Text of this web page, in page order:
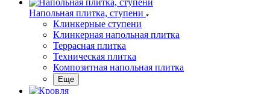
Напольная плитка, ступени
Клинкерные ступени
Клинкерная напольная плитка
Террасная плитка
Техническая плитка
Композитная напольная плитка
Еще